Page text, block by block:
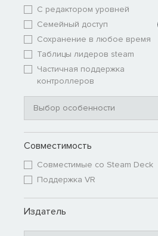
С редактором уровней
Семейный доступ
Сохранение в любое время
Таблицы лидеров steam
Частичная поддержка
контроллеров
Выбор особенности
Совместимость
Совместимые со Steam Deck
Поддержка VR
Издатель